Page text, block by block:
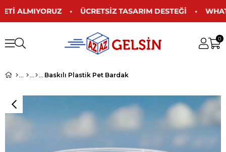
ALMIYORUZ • ÜCRETSİZ TASARIM DESTEĞİ •
0
Baskılı Plastik Pet Bardak